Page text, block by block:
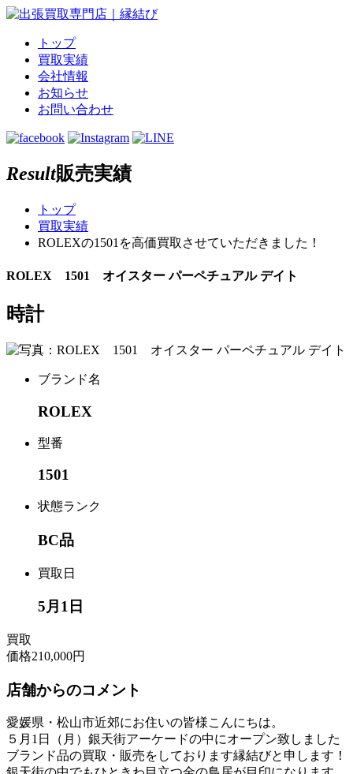
トップ
買取実績
会社情報
お知らせ
お問い合わせ
Result販売実績
トップ
買取実績
ROLEXの1501を高価買取させていただきました！
ROLEX 1501 オイスター パーペチュアル デイト
時計
ブランド名
ROLEX
型番
1501
状態ランク
BC品
買取日
5月1日
買取
価格210,000円
店舗からのコメント
愛媛県・松山市近郊にお住いの皆様こんにちは。
５月1日（月）銀天街アーケードの中にオープン致しました
ブランド品の買取・販売をしております縁結びと申します！